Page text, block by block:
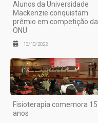
Alunos da Universidade
Mackenzie conquistam
prêmio em competição da
ONU
13/10/2022
Fisioterapia comemora 15
anos